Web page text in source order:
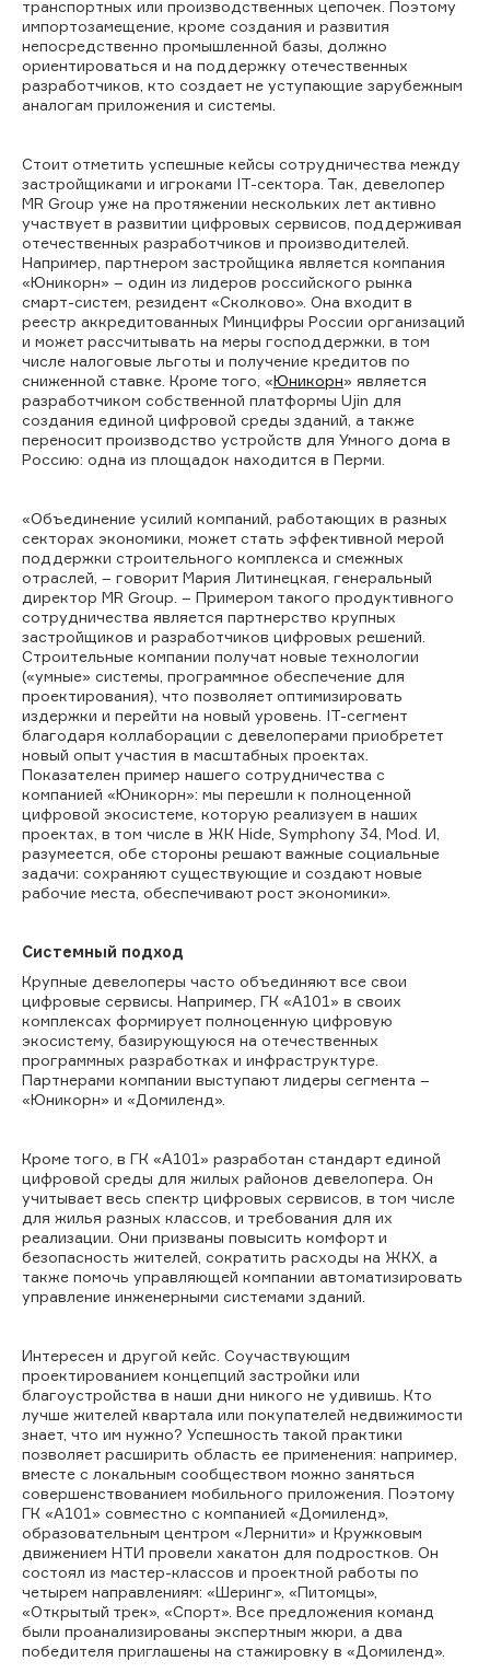
транспортных или производственных цепочек. Поэтому
импортозамещение, кроме создания и развития
непосредственно промышленной базы, должно
ориентироваться и на поддержку отечественных
разработчиков, кто создает не уступающие зарубежным
аналогам приложения и системы.
Стоит отметить успешные кейсы сотрудничества между
застройщиками и игроками IT-сектора. Так, девелопер
MR Group уже на протяжении нескольких лет активно
участвует в развитии цифровых сервисов, поддерживая
отечественных разработчиков и производителей.
Например, партнером застройщика является компания
«Юникорн» – один из лидеров российского рынка
смарт-систем, резидент «Сколково». Она входит в
реестр аккредитованных Минцифры России организаций
и может рассчитывать на меры господдержки, в том
числе налоговые льготы и получение кредитов по
сниженной ставке. Кроме того, «Юникорн» является
разработчиком собственной платформы Ujin для
создания единой цифровой среды зданий, а также
переносит производство устройств для Умного дома в
Россию: одна из площадок находится в Перми.
«Объединение усилий компаний, работающих в разных
секторах экономики, может стать эффективной мерой
поддержки строительного комплекса и смежных
отраслей, – говорит Мария Литинецкая, генеральный
директор MR Group. – Примером такого продуктивного
сотрудничества является партнерство крупных
застройщиков и разработчиков цифровых решений.
Строительные компании получат новые технологии
(«умные» системы, программное обеспечение для
проектирования), что позволяет оптимизировать
издержки и перейти на новый уровень. IT-сегмент
благодаря коллаборации с девелоперами приобретет
новый опыт участия в масштабных проектах.
Показателен пример нашего сотрудничества с
компанией «Юникорн»: мы перешли к полноценной
цифровой экосистеме, которую реализуем в наших
проектах, в том числе в ЖК Hide, Symphony 34, Mod. И,
разумеется, обе стороны решают важные социальные
задачи: сохраняют существующие и создают новые
рабочие места, обеспечивают рост экономики».
Системный подход
Крупные девелоперы часто объединяют все свои
цифровые сервисы. Например, ГК «А101» в своих
комплексах формирует полноценную цифровую
экосистему, базирующуюся на отечественных
программных разработках и инфраструктуре.
Партнерами компании выступают лидеры сегмента –
«Юникорн» и «Домиленд».
Кроме того, в ГК «А101» разработан стандарт единой
цифровой среды для жилых районов девелопера. Он
учитывает весь спектр цифровых сервисов, в том числе
для жилья разных классов, и требования для их
реализации. Они призваны повысить комфорт и
безопасность жителей, сократить расходы на ЖКХ, а
также помочь управляющей компании автоматизировать
управление инженерными системами зданий.
Интересен и другой кейс. Соучаствующим
проектированием концепций застройки или
благоустройства в наши дни никого не удивишь. Кто
лучше жителей квартала или покупателей недвижимости
знает, что им нужно? Успешность такой практики
позволяет расширить область ее применения: например,
вместе с локальным сообществом можно заняться
совершенствованием мобильного приложения. Поэтому
ГК «А101» совместно с компанией «Домиленд»,
образовательным центром «Лернити» и Кружковым
движением НТИ провели хакатон для подростков. Он
состоял из мастер-классов и проектной работы по
четырем направлениям: «Шеринг», «Питомцы»,
«Открытый трек», «Спорт». Все предложения команд
были проанализированы экспертным жюри, а два
победителя приглашены на стажировку в «Домиленд».